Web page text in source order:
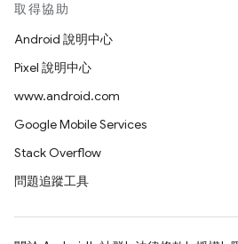
取得協助
Android 說明中心
Pixel 說明中心
www.android.com
Google Mobile Services
Stack Overflow
問題追蹤工具